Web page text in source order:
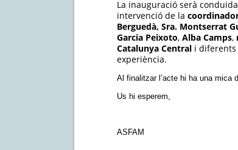
La inauguració serà
intervenció de la
Berguedà, Sra. Montserrat
Garcia Peixoto, Alba Camps,
Catalunya Central i diferents
experiència.
Al finalitzar l’acte hi ha una mica
Us hi esperem,
ASFAM